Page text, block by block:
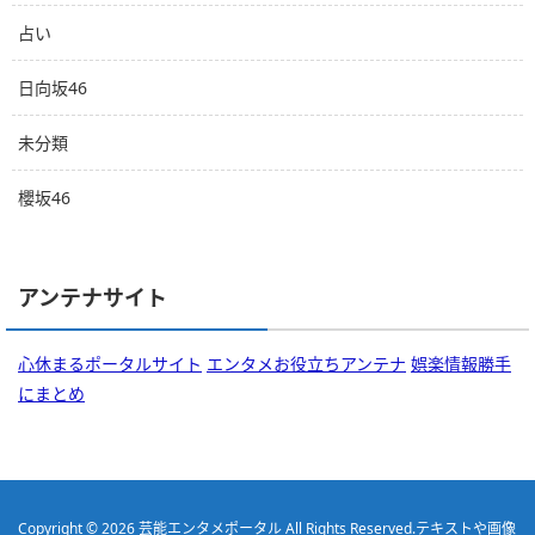
占い
日向坂46
未分類
櫻坂46
アンテナサイト
心休まるポータルサイト エンタメお役立ちアンテナ 娯楽情報勝手
にまとめ
Copyright © 2026芸能エンタメポータルAll Rights Reserved.テキストや画像